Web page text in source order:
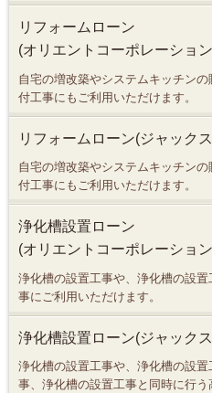
リフォームローン
(オリエントコーポレーショ
自宅の増改築やシステムキッチン
付工事にもご利用いただけます。
リフォームローン(ジャック
自宅の増改築やシステムキッチン
付工事にもご利用いただけます。
浄化槽設置ローン
(オリエントコーポレーショ
浄化槽の設置工事や、浄化槽の設
事にご利用いただけます。
浄化槽設置ローン(ジャック
浄化槽の設置工事や、浄化槽の設
事、浄化槽の設置工事と同時に行